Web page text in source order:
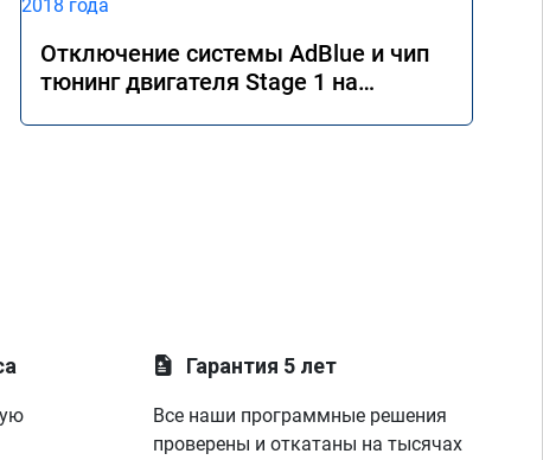
Отключение системы AdBlue и чип
тюнинг двигателя Stage 1 на
Гарантия 5 лет
Все наши программные решения
проверены и откатаны на тысячах